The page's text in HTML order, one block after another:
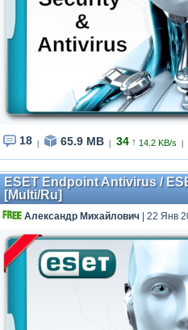
18 65.9 MB 34 ↑ 14.2 KB/s
ESET Endpoint Antivirus /
[Multi/Ru]
Александр Михайлович | 22 Янв